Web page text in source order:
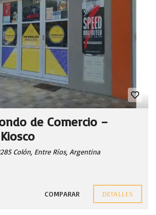
de Comercio –
Colón, Entre Ríos, Argentina
COMPARAR DETALLES